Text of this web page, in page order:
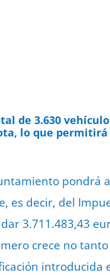
de 3.630
lo que permitirá
pondrá
es decir, del
3.711.483,43
crece no
introducida